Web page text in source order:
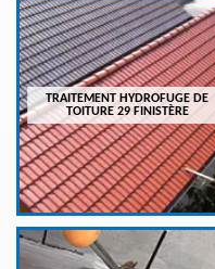
TRAITEMENT HYDROFUGE DE
TOITURE 29 FINISTÈRE